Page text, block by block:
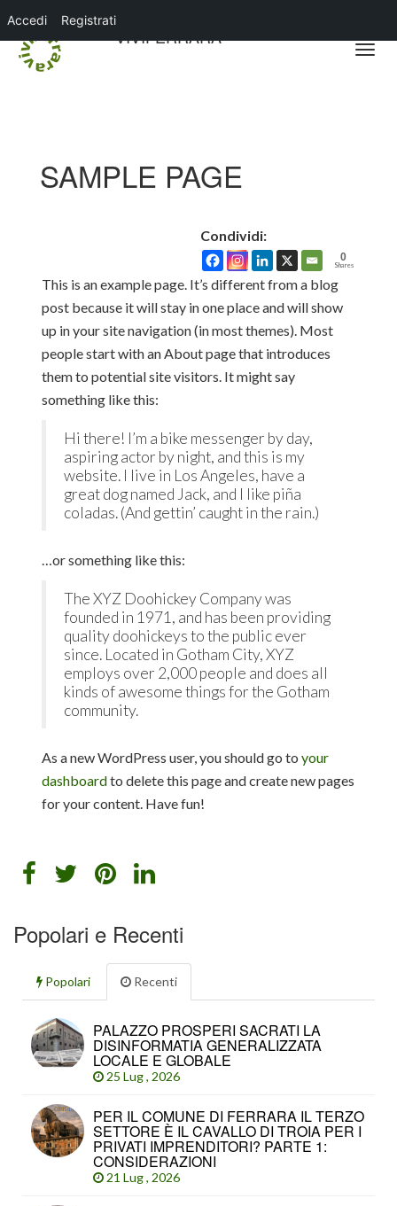
VIVIFERRARA
SAMPLE PAGE
Condividi:
0
Shares
This is an example page. It’s different from a blog
post because it will stay in one place and will show
up in your site navigation (in most themes). Most
people start with an About page that introduces
them to potential site visitors. It might say
something like this:
Hi there! I’m a bike messenger by day,
aspiring actor by night, and this is my
website. I live in Los Angeles, have a
great dog named Jack, and I like piña
coladas. (And gettin’ caught in the rain.)
…or something like this:
The XYZ Doohickey Company was
founded in 1971, and has been providing
quality doohickeys to the public ever
since. Located in Gotham City, XYZ
employs over 2,000 people and does all
kinds of awesome things for the Gotham
community.
As a new WordPress user, you should go to your
dashboardto delete this page and create new pages
for your content. Have fun!
Popolari e Recenti
Popolari Recenti
PALAZZO PROSPERI SACRATI LA
DISINFORMATIA GENERALIZZATA
LOCALE E GLOBALE
25 Lug , 2026
PER IL COMUNE DI FERRARA IL TERZO
SETTORE È IL CAVALLO DI TROIA PER I
PRIVATI IMPRENDITORI? PARTE 1:
CONSIDERAZIONI
21 Lug , 2026
Accedi Registrati